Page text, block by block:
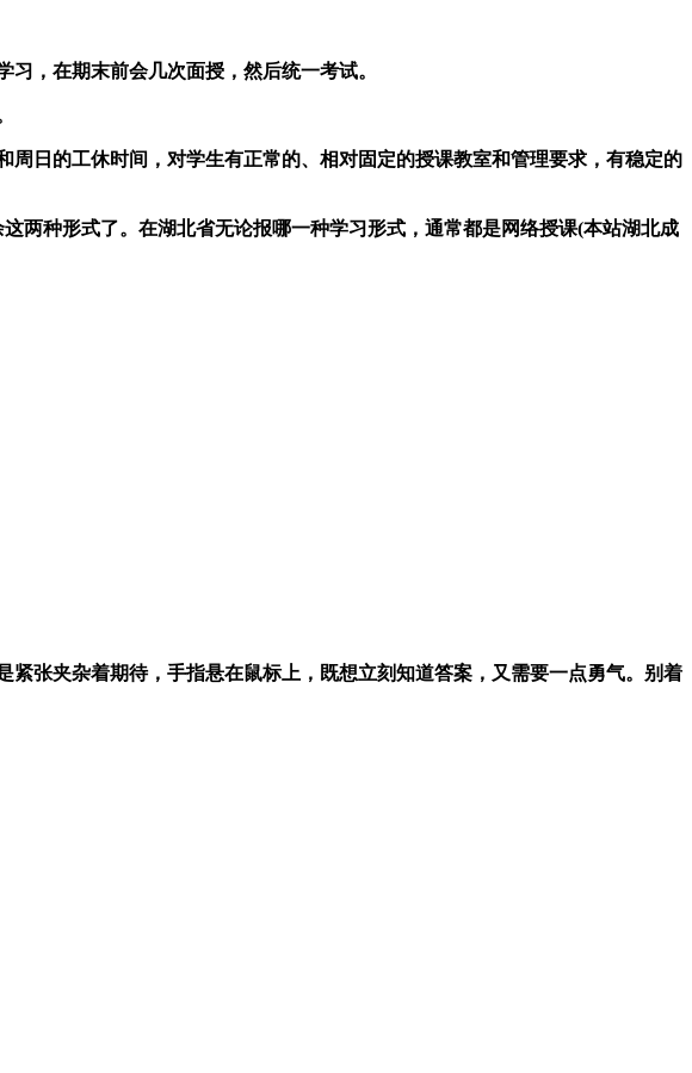
，在期末前会几次面授，然后统一考试。
日的工休时间，对学生有正常的、相对固定的授课教室和管理要求，有稳定的
两种形式了。在湖北省无论报哪一种学习形式，通常都是网络授课(本站湖北成
张夹杂着期待，手指悬在鼠标上，既想立刻知道答案，又需要一点勇气。别着